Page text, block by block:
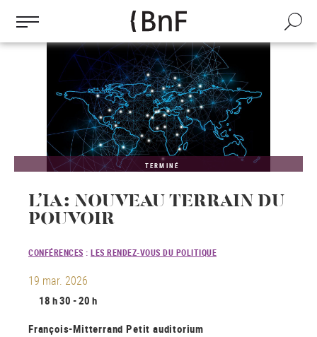
contenu
principal
Recherche
TERMINÉ
L’IA : NOUVEAU TERRAIN DU
POUVOIR
CONFÉRENCES : LES RENDEZ-VOUS DU POLITIQUE
19 mar. 2026
18 h 30 - 20 h
François-Mitterrand Petit auditorium